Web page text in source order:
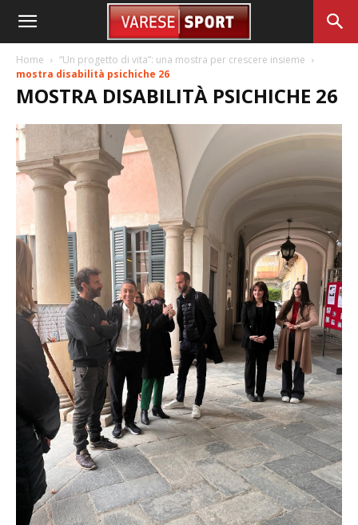
Home
“Un progetto di vita”: una mostra per crescere insieme
mostra disabilità psichiche 26
MOSTRA DISABILITÀ PSICHICHE 26